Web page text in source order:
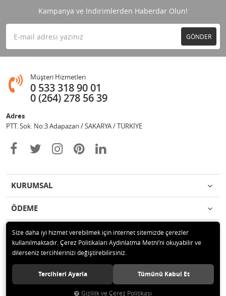
Kampanya ve İndirimlerden Haberdar Olun!
GÖNDER
Müşteri Hizmetleri
0 533 318 90 01
0 (264) 278 56 39
Adres
PTT. Sok. No:3 Adapazarı / SAKARYA / TÜRKİYE
KURUMSAL
ÖDEME
İLETİŞİM
© 2020 Değişim Yayınları Tüm hakları saklıdır.
Size daha iyi hizmet verebilmek için internet sitemizde çerezler
kullanılmaktadır. Çerez Politikaları Aydınlatma Metni’ni okuyabilir ve
dilerseniz tercihlerinizi değiştirebilirsiniz.
Tercihleri Ayarla Tümünü Kabul Et
Gizlilik ve Çerez Politikası